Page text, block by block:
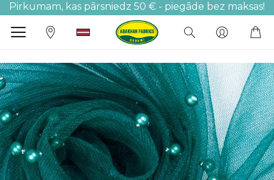
Pirkumam, kas pārsniedz 50 € - piegāde bez maksas!
Iet
uz
galerijas
beigām